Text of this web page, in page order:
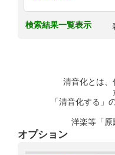
検索結果一覧表示
清音化とは
「清音化する
洋楽等「原
オプション